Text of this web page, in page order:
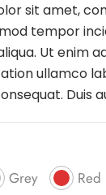
sit amet,
tempor
Ut enim
ullamco
Duis
Grey Red